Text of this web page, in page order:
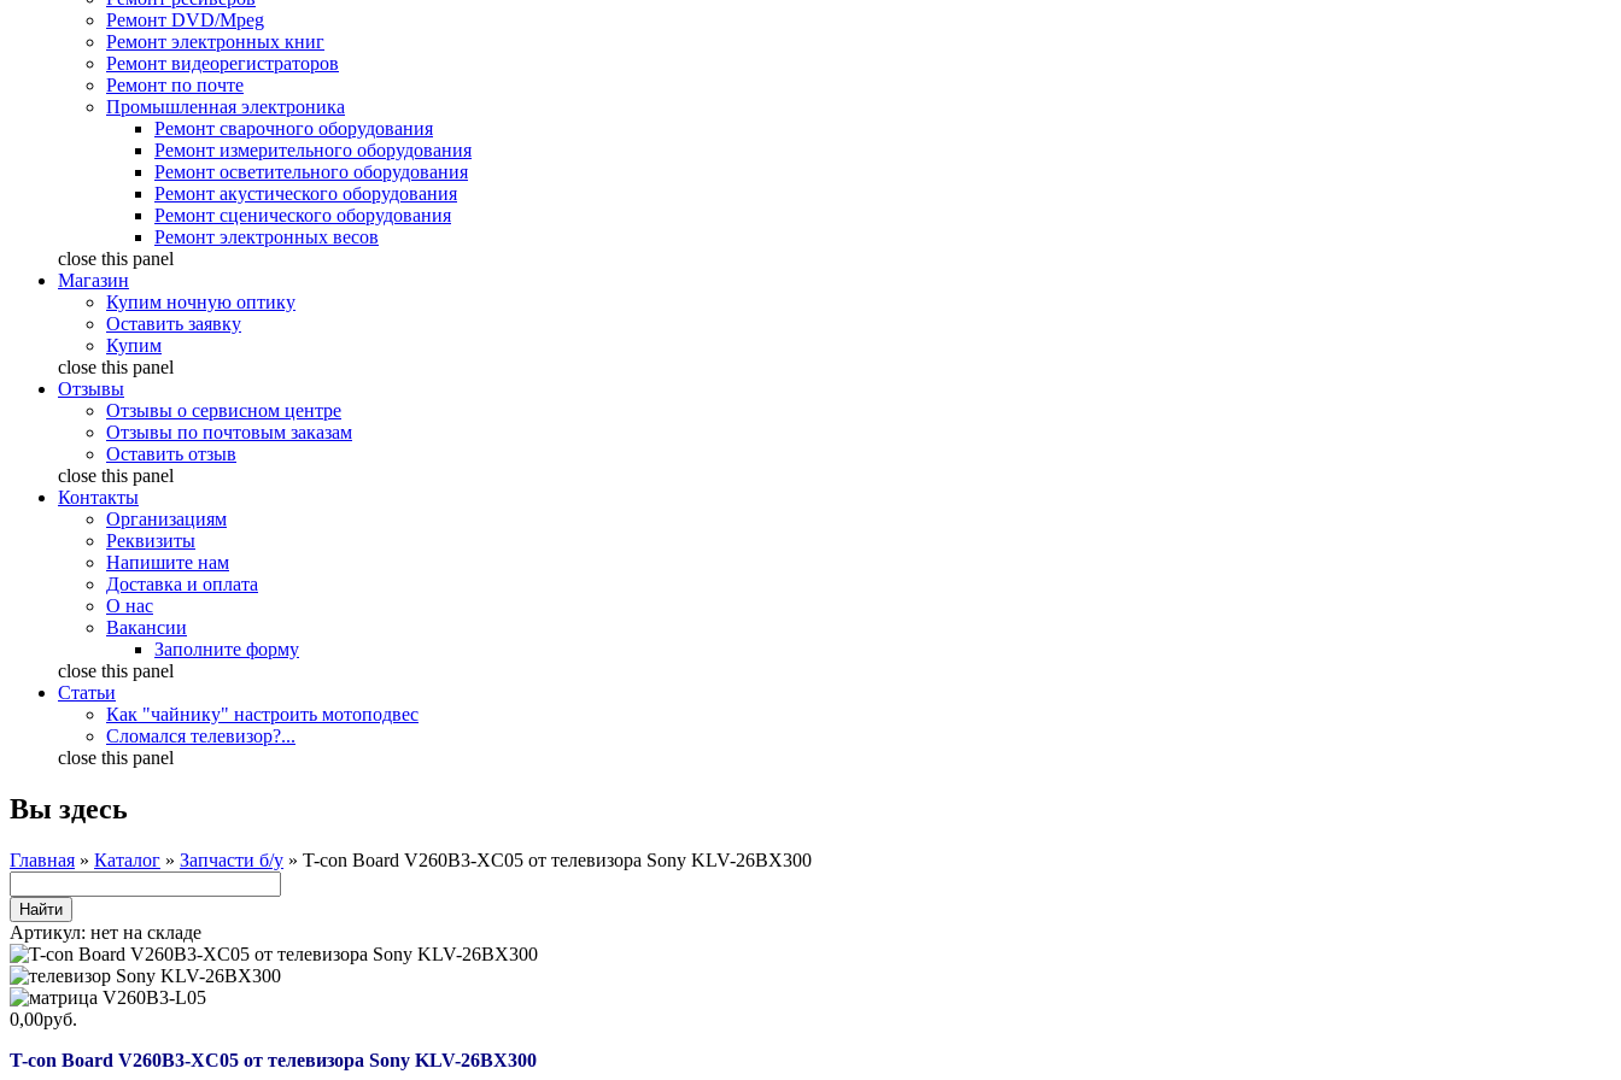
Ремонт DVD/Mpeg
Ремонт электронных книг
Ремонт видеорегистраторов
Ремонт по почте
Промышленная электроника
Ремонт сварочного оборудования
Ремонт измерительного оборудования
Ремонт осветительного оборудования
Ремонт акустического оборудования
Ремонт сценического оборудования
Ремонт электронных весов
close this panel
Магазин
Купим ночную оптику
Оставить заявку
Купим
close this panel
Отзывы
Отзывы о сервисном центре
Отзывы по почтовым заказам
Оставить отзыв
close this panel
Контакты
Организациям
Реквизиты
Напишите нам
Доставка и оплата
О нас
Вакансии
Заполните форму
close this panel
Статьи
Как "чайнику" настроить мотоподвес
Сломался телевизор?...
close this panel
Вы здесь
Главная » Каталог » Запчасти б/у » T-con Board V260B3-XC05 от телевизора Sony KLV-26BX300
Артикул: нет на складе
0,00руб.
T-con Board V260B3-XC05 от телевизора Sony KLV-26BX300